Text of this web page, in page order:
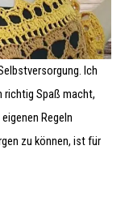
Ich
richtig Spaß macht,
Regeln
zu können, ist für